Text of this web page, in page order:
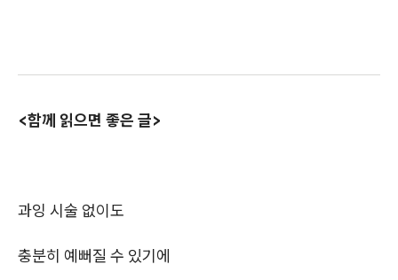
<함께 읽으면 좋은 글>
과잉 시술 없이도
충분히 예뻐질 수 있기에